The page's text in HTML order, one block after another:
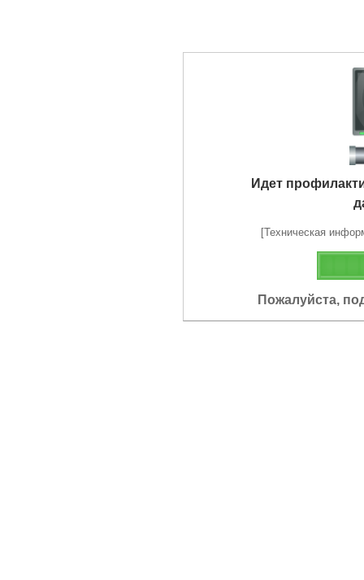
Идет
[Техническая
Пожалуйста,